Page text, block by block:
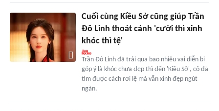
Cuối cùng Kiều Sở cũng giúp Trần
Đô Linh thoát cảnh 'cười thì xinh
khóc thì tệ'
Trần Đô Linh đã trải qua bao nhiêu vai diễn bị
góp ý là khóc chưa đẹp thì đến 'Kiều Sở', cô đã
tìm được cách rơi lệ mà vẫn xinh đẹp ngút
ngàn.